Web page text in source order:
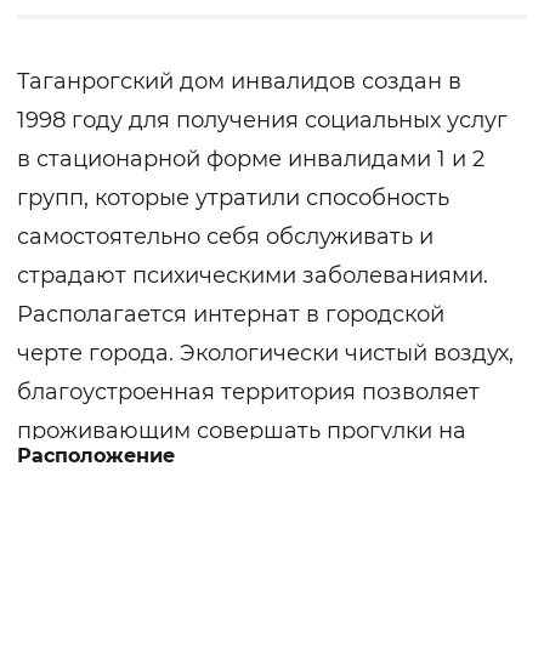
Таганрогский дом инвалидов создан в
1998 году для получения социальных услуг
в стационарной форме инвалидами 1 и 2
групп, которые утратили способность
самостоятельно себя обслуживать и
страдают психическими заболеваниями.
Располагается интернат в городской
черте города. Экологически чистый воздух,
благоустроенная территория позволяет
проживающим совершать прогулки на
свежем воздухе, улучшить самочувствие.
Расположение